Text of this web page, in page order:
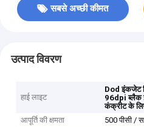
सबसे अच्छी कीमत
उत्पाद विवरण
हाई लाइट
Dod इंकजेट
96dpi ब्लैक
कंक्रीट के
आपूर्ति की क्षमता
500 पीसी /